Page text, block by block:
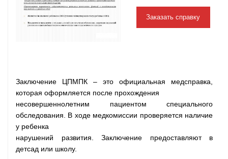
Заказать справку
Заключение ЦПМПК – это официальная медсправка,
которая оформляется после прохождения
несовершеннолетним пациентом специального
обследования. В ходе медкомиссии проверяется наличие
у ребенка
нарушений развития. Заключение предоставляют в
детсад или школу.